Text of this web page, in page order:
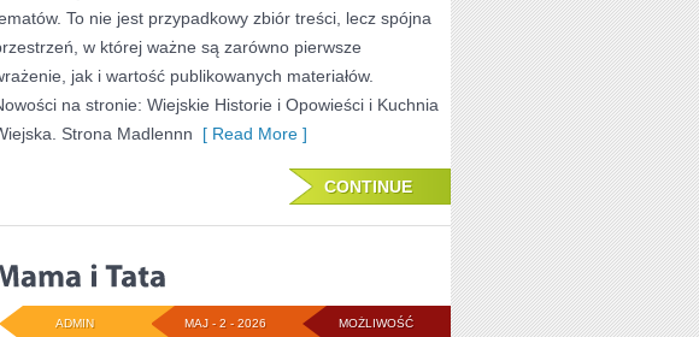
To nie jest przypadkowy zbiór treści, lecz spójna
w której ważne są zarówno pierwsze
jak i wartość publikowanych materiałów.
na stronie: Wiejskie Historie i Opowieści i Kuchnia
Strona Madlennn [ Read More ]
CONTINUE
MOŻLIWOŚĆ
MAJ - 2 - 2026
ADMIN